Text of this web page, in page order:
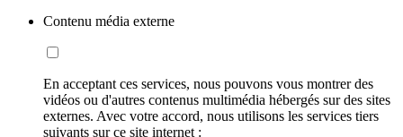
Contenu média externe
En acceptant ces services, nous pouvons vous montrer des
vidéos ou d'autres contenus multimédia hébergés sur des sites
externes. Avec votre accord, nous utilisons les services tiers
suivants sur ce site internet :